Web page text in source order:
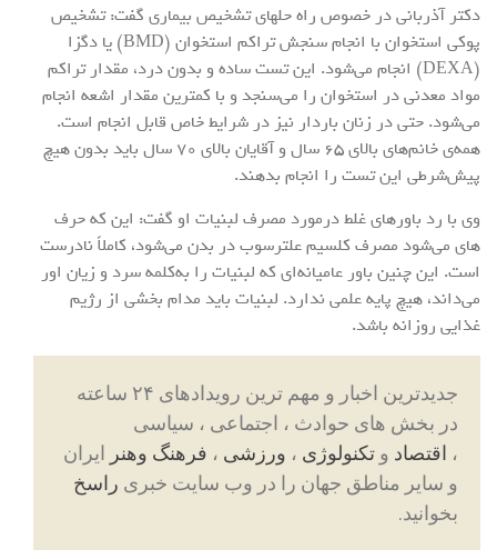
دکتر آذربانی در خصوص راه حلهای تشخیص بیماری گفت: تشخیص
پوکی استخوان با انجام سنجش تراکم استخوان (BMD) یا دگزا
(DEXA) انجام می‌شود. این تست ساده و بدون درد، مقدار تراکم
مواد معدنی در استخوان را می‌سنجد و با کمترین مقدار اشعه انجام
می‌شود. حتی در زنان باردار نیز در شرایط خاص قابل انجام است.
همه‌ی خانم‌های بالای ۶۵ سال و آقایان بالای ۷۰ سال باید بدون هیچ
پیش‌شرطی این تست را انجام بدهند.
وی با رد باورهای غلط درمورد مصرف لبنیات او گفت: این که حرف
های می‌شود مصرف کلسیم علترسوب در بدن می‌شود، کاملاً نادرست
است. این چنین باور عامیانه‌ای که لبنیات را به‌کلمه سرد و زیان اور
می‌داند، هیچ پایه علمی ندارد. لبنیات باید مدام بخشی از رژیم
غذایی روزانه باشد.
جدیدترین اخبار و مهم ترین رویدادهای ۲۴ ساعته
در بخش های حوادث ، اجتماعی ، سیاسی
، اقتصاد و تکنولوژی ، ورزشی ، فرهنگ وهنر ایران
و سایر مناطق جهان را در وب سایت خبری راسخ
بخوانید.